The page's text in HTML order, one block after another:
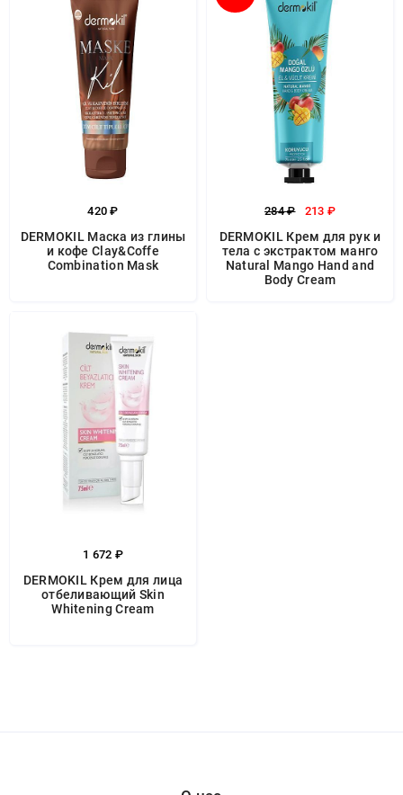
420 ₽
DERMOKIL Маска из глины
и кофе Clay&Coffe
Combination Mask
284 ₽ 213 ₽
DERMOKIL Крем для рук и
тела с экстрактом манго
Natural Mango Hand and
Body Cream
1 672 ₽
DERMOKIL Крем для лица
отбеливающий Skin
Whitening Cream